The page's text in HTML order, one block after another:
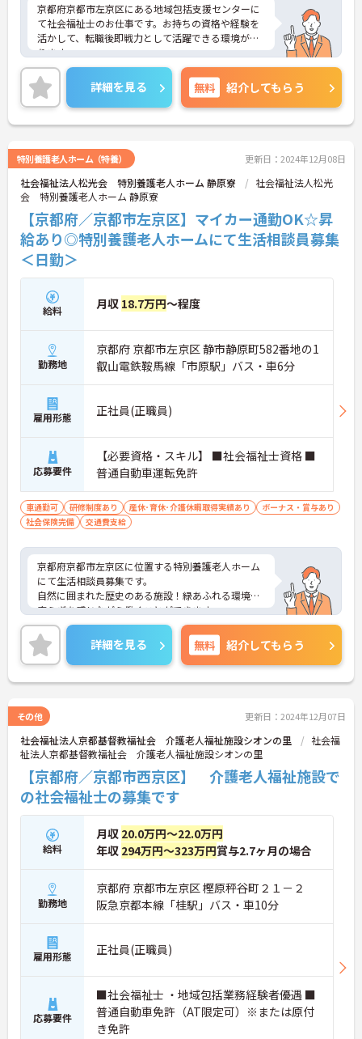
京都府京都市左京区にある地域包括支援センターに
て社会福祉士のお仕事です。お持ちの資格や経験を
活かして、転職後即戦力として活躍できる環境があ
ります。
ご興味ある方には、面接対策ポイントなど、さらに
詳細をお話しいたしますのでお気軽にご相談くださ
い。
詳細を見る 無料 紹介してもらう
特別養護老人ホーム（特養） 更新日：2024年12月08日
社会福祉法人松光会 特別養護老人ホーム 静原寮
社会福祉法人松光
会 特別養護老人ホーム 静原寮
【京都府／京都市左京区】マイカー通勤OK☆昇
給あり◎特別養護老人ホームにて生活相談員募集
＜日勤＞
給料 月収 18.7万円～程度
勤務地
京都府 京都市左京区 静市静原町582番地の1
叡山電鉄鞍馬線「市原駅」バス・車6分
雇用形態 正社員(正職員)
応募要件
【必要資格・スキル】 ■社会福祉士資格 ■
普通自動車運転免許
車通勤可 研修制度あり 産休･育休･介護休暇取得実績あり
ボーナス・賞与あり
社会保険完備
交通費支給
京都府京都市左京区に位置する特別養護老人ホーム
にて生活相談員募集です。
自然に囲まれた歴史のある施設！緑あふれる環境に
安らぎを感じながら働くことができます。
ご興味のある方には、面接対策ポイントなど、さら
に詳細をお話いたしますので、お気軽にご相談くだ
さい。
詳細を見る 無料 紹介してもらう
その他 更新日：2024年12月07日
社会福祉法人京都基督教福祉会 介護老人福祉施設シオンの里
社会福
祉法人京都基督教福祉会 介護老人福祉施設シオンの里
【京都府／京都市西京区】 介護老人福祉施設で
の社会福祉士の募集です
給料
月収 20.0万円～22.0万円
年収 294万円～323万円賞与2.7ヶ月の場合
勤務地
京都府 京都市左京区 樫原秤谷町２１－２
阪急京都本線「桂駅」バス・車10分
雇用形態 正社員(正職員)
応募要件
■社会福祉士 ・地域包括業務経験者優遇 ■
普通自動車免許（AT限定可）※または原付
き免許